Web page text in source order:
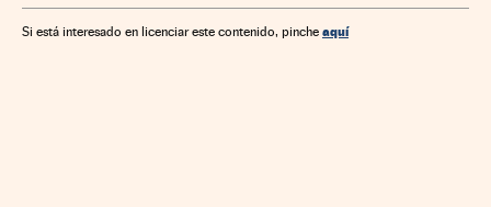
Trabajo Proceso judicial Justicia
Si está interesado en licenciar este contenido, pinche aquí